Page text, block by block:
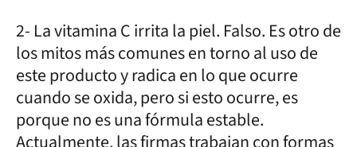
2- La vitamina C irrita la piel. Falso. Es otro de
los mitos más comunes en torno al uso de
este producto y radica en lo que ocurre
cuando se oxida, pero si esto ocurre, es
porque no es una fórmula estable.